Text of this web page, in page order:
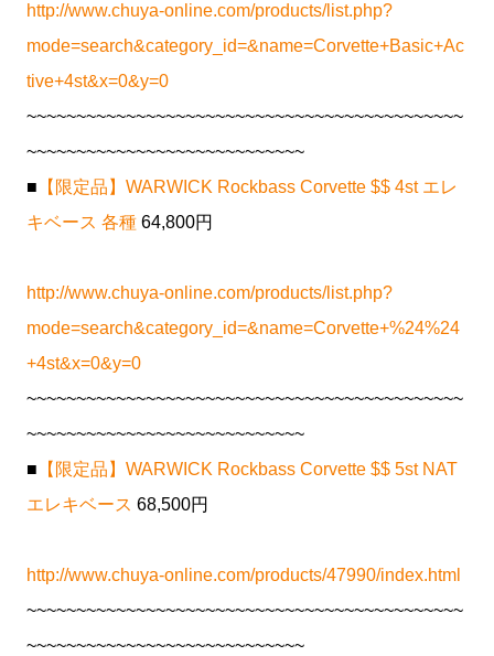
http://www.chuya-online.com/products/list.php?
mode=search&category_id=&name=Corvette+Basic+Ac
tive+4st&x=0&y=0
~~~~~~~~~~~~~~~~~~~~~~~~~~~~~~~~~~~~~~~~~~~~
~~~~~~~~~~~~~~~~~~~~~~~~~~~~
■ 【限定品】WARWICK Rockbass Corvette $$ 4st エレ
キベース 各種 64,800円
http://www.chuya-online.com/products/list.php?
mode=search&category_id=&name=Corvette+%24%24
+4st&x=0&y=0
~~~~~~~~~~~~~~~~~~~~~~~~~~~~~~~~~~~~~~~~~~~~
~~~~~~~~~~~~~~~~~~~~~~~~~~~~
■ 【限定品】WARWICK Rockbass Corvette $$ 5st NAT
エレキベース 68,500円
http://www.chuya-online.com/products/47990/index.html
~~~~~~~~~~~~~~~~~~~~~~~~~~~~~~~~~~~~~~~~~~~~
~~~~~~~~~~~~~~~~~~~~~~~~~~~~